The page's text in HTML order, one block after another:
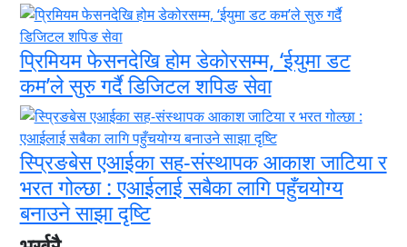
प्रिमियम फेसनदेखि होम डेकोरसम्म, ‘ईयुमा डट
कम’ले सुरु गर्दै डिजिटल शपिङ सेवा
स्प्रिङबेस एआईका सह-संस्थापक आकाश जाटिया र
भरत गोल्छा : एआईलाई सबैका लागि पहुँचयोग्य
बनाउने साझा दृष्टि